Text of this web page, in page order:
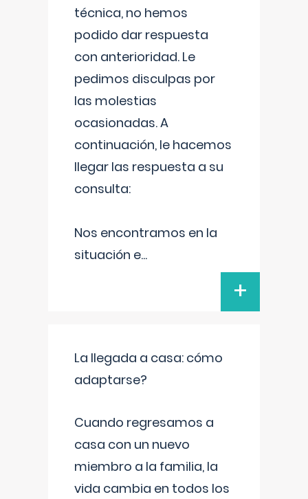
técnica, no hemos
podido dar respuesta
con anterioridad. Le
pedimos disculpas por
las molestias
ocasionadas. A
continuación, le hacemos
llegar las respuesta a su
consulta:
Nos encontramos en la
situación e...
+
La llegada a casa: cómo
adaptarse?
Cuando regresamos a
casa con un nuevo
miembro a la familia, la
vida cambia en todos los